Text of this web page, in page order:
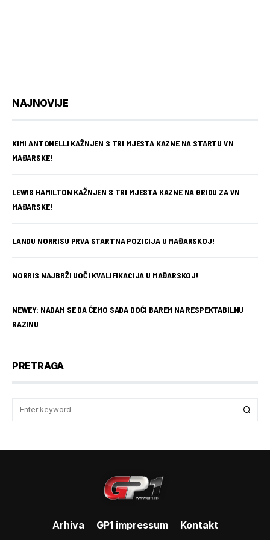
NAJNOVIJE
KIMI ANTONELLI KAŽNJEN S TRI MJESTA KAZNE NA STARTU VN
MAĐARSKE!
LEWIS HAMILTON KAŽNJEN S TRI MJESTA KAZNE NA GRIDU ZA VN
MAĐARSKE!
LANDU NORRISU PRVA STARTNA POZICIJA U MAĐARSKOJ!
NORRIS NAJBRŽI UOČI KVALIFIKACIJA U MAĐARSKOJ!
NEWEY: NADAM SE DA ĆEMO SADA DOĆI BAREM NA RESPEKTABILNU
RAZINU
PRETRAGA
Arhiva GP1 impressum Kontakt